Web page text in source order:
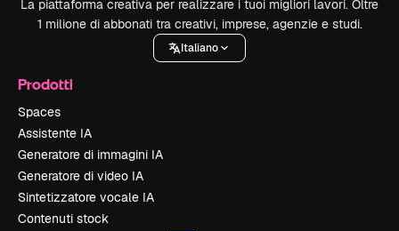
La piattaforma creativa per realizzare i tuoi migliori lavori. Oltre
1 milione di abbonati tra creativi, imprese, agenzie e studi.
Italiano
Prodotti
Spaces
Assistente IA
Generatore di immagini IA
Generatore di video IA
Sintetizzatore vocale IA
Contenuti stock